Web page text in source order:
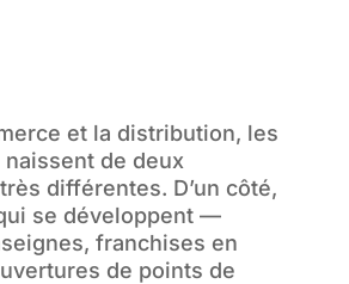
et la distribution, les
de deux
différentes. D’un côté,
se développent —
franchises en
de points de